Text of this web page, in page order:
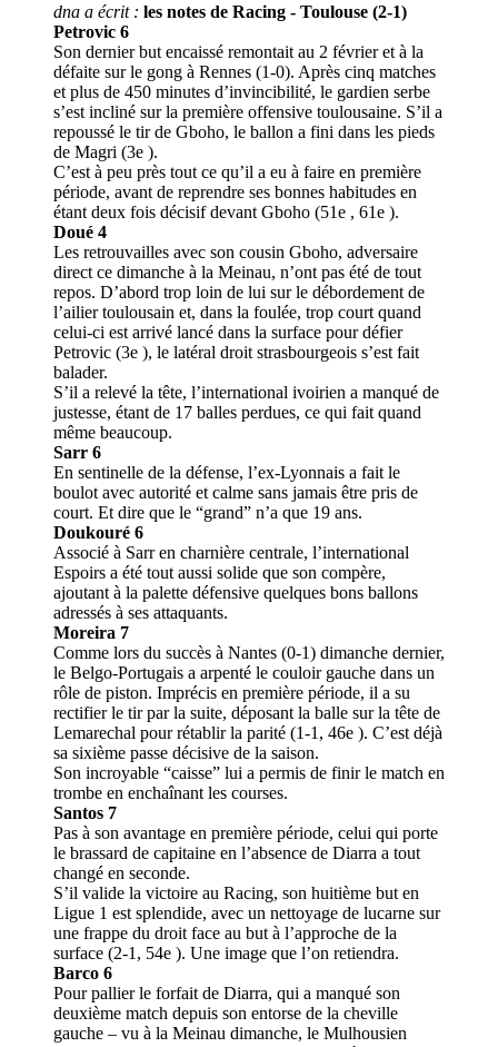
dna a écrit : les notes de Racing - Toulouse (2-1)
Petrovic 6
Son dernier but encaissé remontait au 2 février et à la
défaite sur le gong à Rennes (1-0). Après cinq matches
et plus de 450 minutes d’invincibilité, le gardien serbe
s’est incliné sur la première offensive toulousaine. S’il a
repoussé le tir de Gboho, le ballon a fini dans les pieds
de Magri (3e ).
C’est à peu près tout ce qu’il a eu à faire en première
période, avant de reprendre ses bonnes habitudes en
étant deux fois décisif devant Gboho (51e , 61e ).
Doué 4
Les retrouvailles avec son cousin Gboho, adversaire
direct ce dimanche à la Meinau, n’ont pas été de tout
repos. D’abord trop loin de lui sur le débordement de
l’ailier toulousain et, dans la foulée, trop court quand
celui-ci est arrivé lancé dans la surface pour défier
Petrovic (3e ), le latéral droit strasbourgeois s’est fait
balader.
S’il a relevé la tête, l’international ivoirien a manqué de
justesse, étant de 17 balles perdues, ce qui fait quand
même beaucoup.
Sarr 6
En sentinelle de la défense, l’ex-Lyonnais a fait le
boulot avec autorité et calme sans jamais être pris de
court. Et dire que le “grand” n’a que 19 ans.
Doukouré 6
Associé à Sarr en charnière centrale, l’international
Espoirs a été tout aussi solide que son compère,
ajoutant à la palette défensive quelques bons ballons
adressés à ses attaquants.
Moreira 7
Comme lors du succès à Nantes (0-1) dimanche dernier,
le Belgo-Portugais a arpenté le couloir gauche dans un
rôle de piston. Imprécis en première période, il a su
rectifier le tir par la suite, déposant la balle sur la tête de
Lemarechal pour rétablir la parité (1-1, 46e ). C’est déjà
sa sixième passe décisive de la saison.
Son incroyable “caisse” lui a permis de finir le match en
trombe en enchaînant les courses.
Santos 7
Pas à son avantage en première période, celui qui porte
le brassard de capitaine en l’absence de Diarra a tout
changé en seconde.
S’il valide la victoire au Racing, son huitième but en
Ligue 1 est splendide, avec un nettoyage de lucarne sur
une frappe du droit face au but à l’approche de la
surface (2-1, 54e ). Une image que l’on retiendra.
Barco 6
Pour pallier le forfait de Diarra, qui a manqué son
deuxième match depuis son entorse de la cheville
gauche – vu à la Meinau dimanche, le Mulhousien